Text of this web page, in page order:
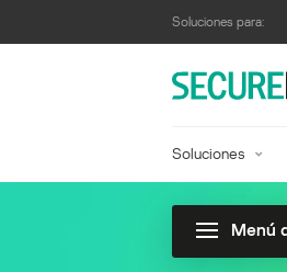
Soluciones para:
Soluciones
Menú